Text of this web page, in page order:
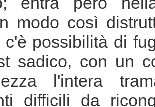
modo così
c'è possibilità di
sadico, con un
l'intera
difficili da